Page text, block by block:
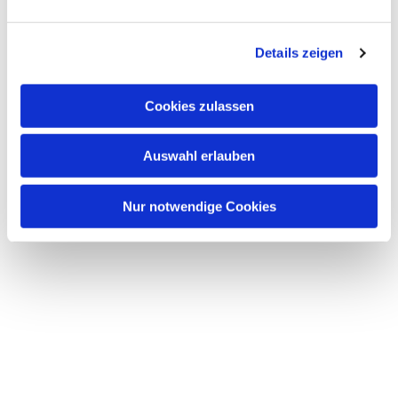
Details zeigen
Cookies zulassen
Auswahl erlauben
Nur notwendige Cookies